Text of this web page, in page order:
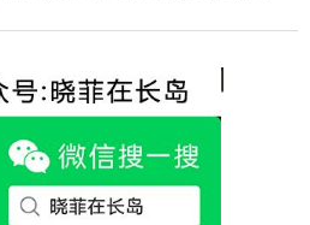
各不相同，可以根据自己的喜好选择。非常
热情，能根据我提出的需求来安排房间，这
点很好。
选择津岸民宿，实际体验客房很干净，饭菜
很好，每顿饭也不重样的，海鲜确实是非常
的新鲜呢，另外值得一提的是，他家的海菜
包子非常好吃。 其实长岛可选的酒店、民宿
各不相同，可以根据自己的喜好选择。非常
推荐津岸民宿，关键是老板娘晓菲很细心、
热情，能根据我提出的需求来安排房间，这
点很好。